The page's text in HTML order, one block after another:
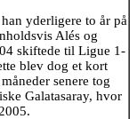
yderligere to år på
Alés og
skiftede til Ligue 1-
blev dog et kort
senere tog
Galatasaray, hvor